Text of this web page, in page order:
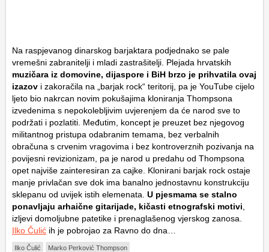
Na raspjevanog dinarskog barjaktara podjednako se pale
vremešni zabranitelji i mladi zastrašitelji. Plejada hrvatskih
muzičara iz domovine, dijaspore i BiH brzo je prihvatila ovaj
izazov i zakoračila na „barjak rock“ teritorij, pa je YouTube cijelo
ljeto bio nakrcan novim pokušajima kloniranja Thompsona
izvedenima s nepokolebljivim uvjerenjem da će narod sve to
podržati i pozlatiti. Međutim, koncept je preuzet bez njegovog
militantnog pristupa odabranim temama, bez verbalnih
obračuna s crvenim vragovima i bez kontroverznih pozivanja na
povijesni revizionizam, pa je narod u predahu od Thompsona
opet najviše zainteresiran za cajke. Klonirani barjak rock ostaje
manje privlačan sve dok ima banalno jednostavnu konstrukciju
sklepanu od uvijek istih elemenata. U pjesmama se stalno
ponavljaju arhaične gitarijade, kičasti etnografski motivi
izljevi domoljubne patetike i prenaglašenog vjerskog zanosa.
Ilko Čulić ih je pobrojao za Ravno do dna…
Ilko Čulić Marko Perković Thompson